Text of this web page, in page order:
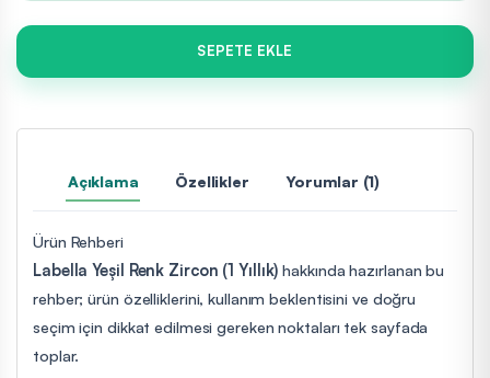
SEPETE EKLE
Açıklama Özellikler Yorumlar (1)
Ürün Rehberi
Labella Yeşil Renk Zircon (1 Yıllık) hakkında hazırlanan bu
rehber; ürün özelliklerini, kullanım beklentisini ve doğru
seçim için dikkat edilmesi gereken noktaları tek sayfada
toplar.